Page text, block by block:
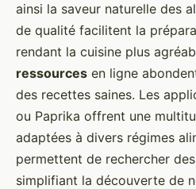
ainsi la saveur naturelle des
de qualité facilitent la
rendant la cuisine plus
ressources en ligne
des recettes saines. Les
ou Paprika offrent une
adaptées à divers régimes
permettent de rechercher
simplifiant la découverte de